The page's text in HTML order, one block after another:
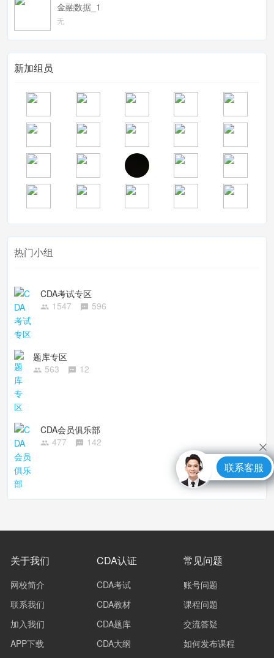
金融数据_1
无
新加组员
热门小组
CDA考试专区
1547
596
题库专区
563
12
CDA会员俱乐部
477
142
关于我们
网校简介
联系我们
加入我们
APP下载
CDA认证
CDA考试
CDA教材
CDA题库
CDA大纲
常见问题
账号问题
课程问题
交流答疑
如何发布课程
联系客服